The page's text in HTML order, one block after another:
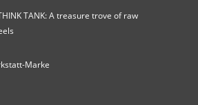
TANK: A treasure trove of raw
Marke